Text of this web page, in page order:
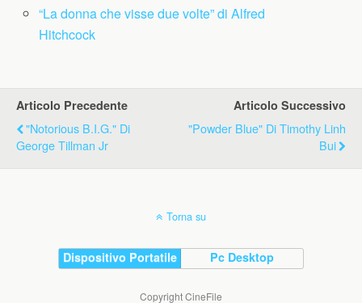
“La donna che visse due volte” di Alfred
Hitchcock
Articolo Precedente
"Notorious B.I.G." Di
George Tillman Jr
Articolo Successivo
"Powder Blue" Di Timothy Linh
Bui
Torna su
Dispositivo Portatile Pc Desktop
Copyright CineFile